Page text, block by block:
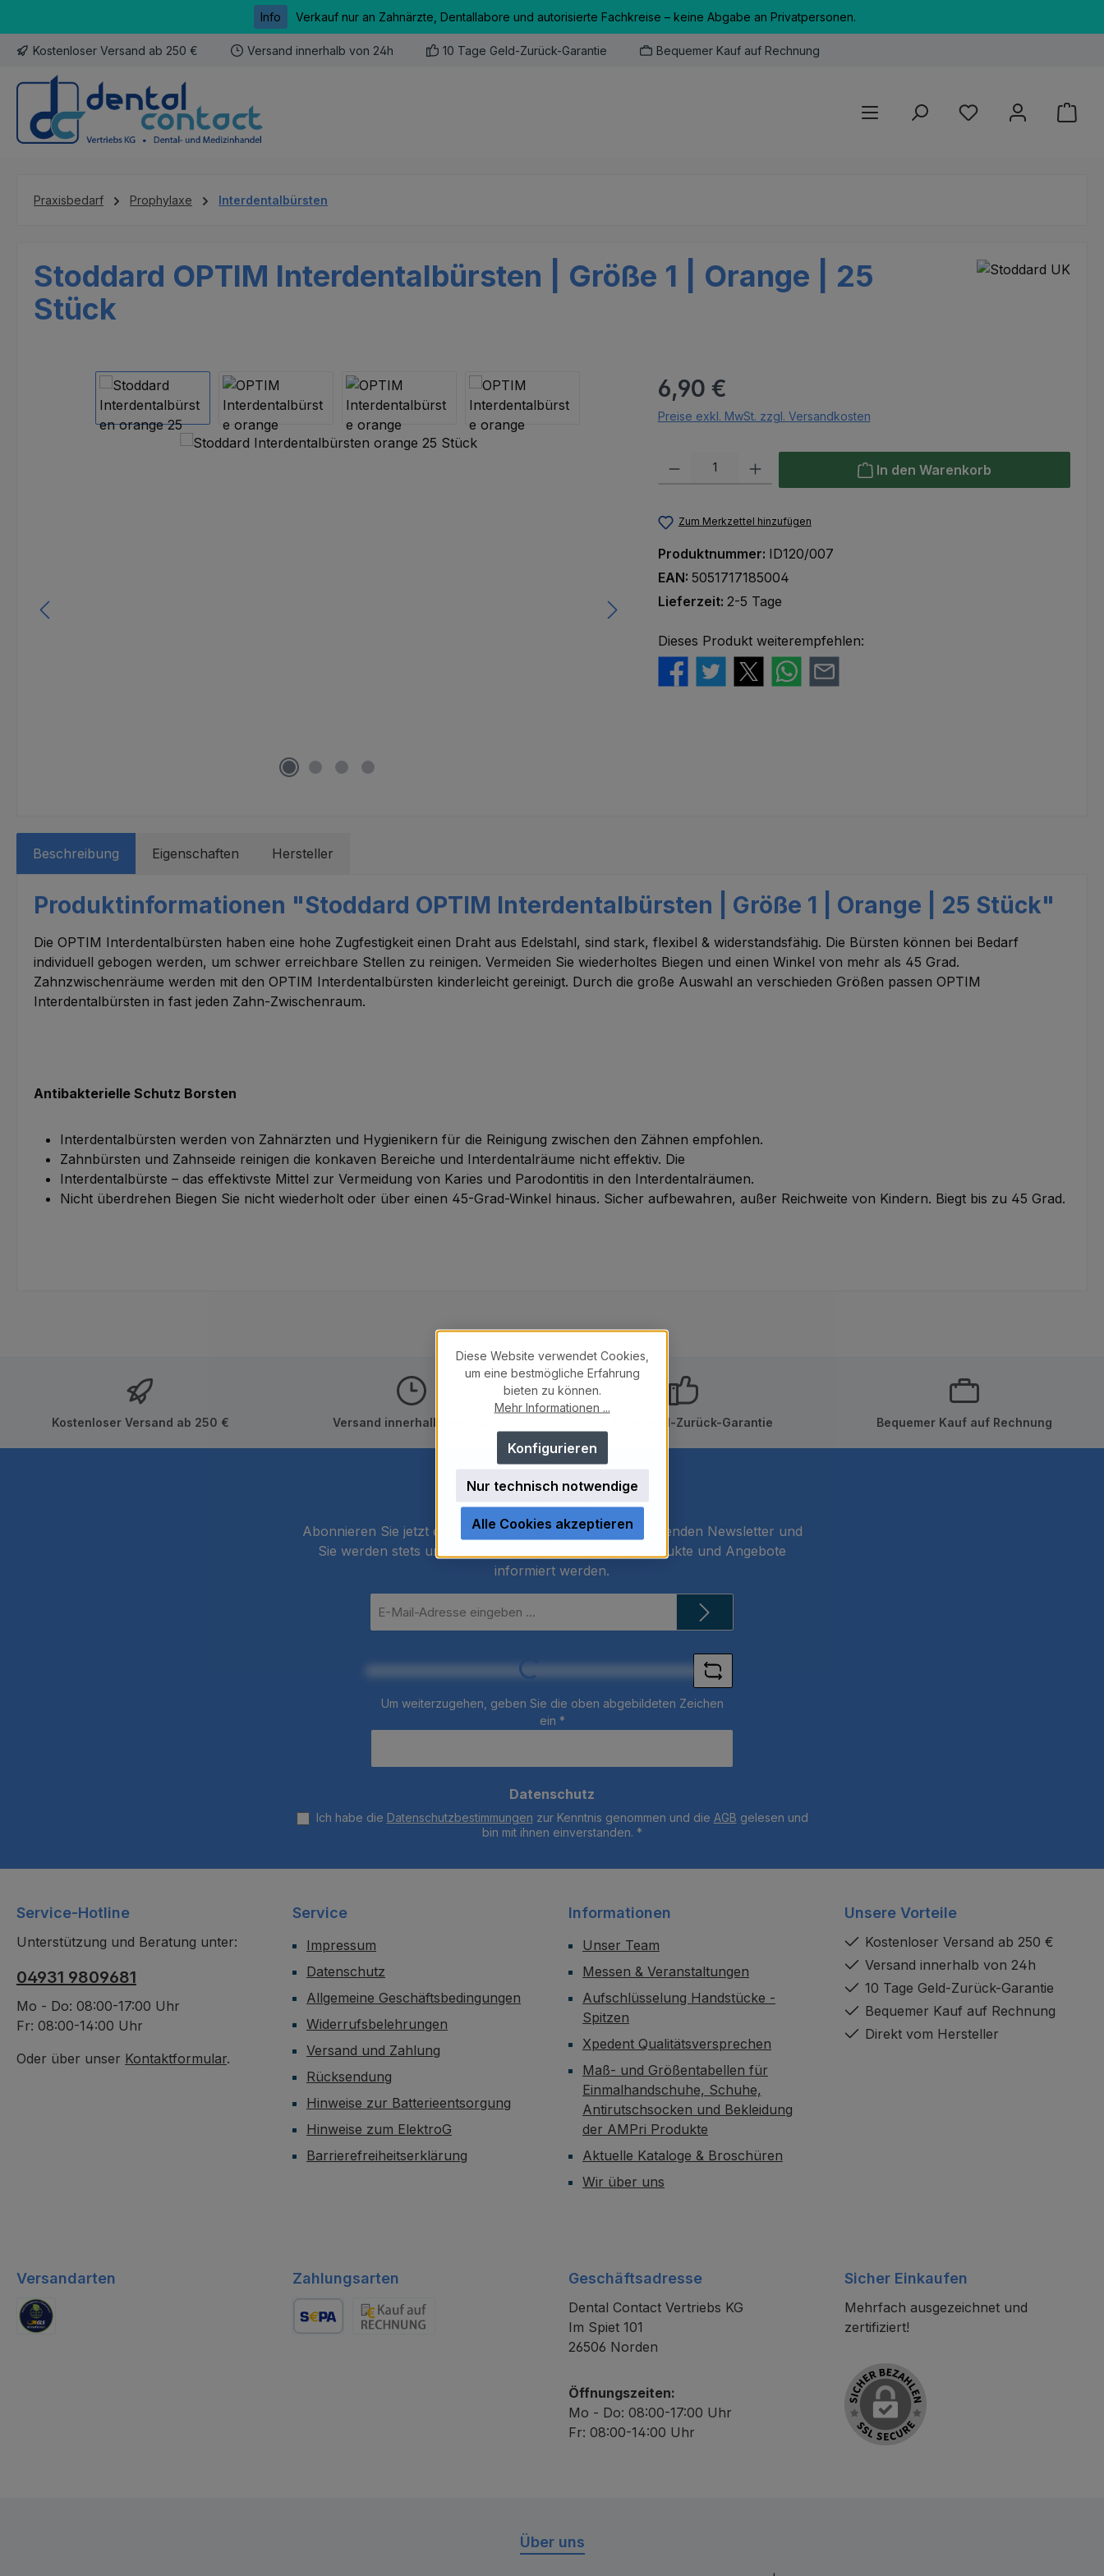
Info Verkauf nur an Zahnärzte, Dentallabore und autorisierte Fachkreise – keine Abgabe an Privatpersonen.
Kostenloser Versand ab 250 € Versand innerhalb von 24h 10 Tage Geld-Zurück-Garantie Bequemer Kauf auf Rechnung
Du hast 0 Produkte
Praxisbedarf Prophylaxe Interdentalbürsten
Stoddard OPTIM Interdentalbürsten | Größe 1 | Orange | 25
Stück
Bildergalerie überspringen Regulärer Preis:
6,90 €
Preise exkl. MwSt. zzgl. Versandkosten
Produkt Anzahl: Gib den gewünschten Wert ein oder benutze die Schaltflächen
In den Warenkorb
Zum Merkzettel hinzufügen
Produktnummer: ID120/007
EAN: 5051717185004
Lieferzeit: 2-5 Tage
Dieses Produkt weiterempfehlen:
Beschreibung Eigenschaften Hersteller
Produktinformationen "Stoddard OPTIM Interdentalbürsten | Größe 1 | Orange | 25 Stück"
Die OPTIM Interdentalbürsten haben eine hohe Zugfestigkeit einen Draht aus Edelstahl, sind stark, flexibel & widerstandsfähig. Die Bürsten können bei Bedarf
individuell gebogen werden, um schwer erreichbare Stellen zu reinigen. Vermeiden Sie wiederholtes Biegen und einen Winkel von mehr als 45 Grad.
Zahnzwischenräume werden mit den OPTIM Interdentalbürsten kinderleicht gereinigt. Durch die große Auswahl an verschieden Größen passen OPTIM
Interdentalbürsten in fast jeden Zahn-Zwischenraum.
Antibakterielle Schutz Borsten
Interdentalbürsten werden von Zahnärzten und Hygienikern für die Reinigung zwischen den Zähnen empfohlen.
Zahnbürsten und Zahnseide reinigen die konkaven Bereiche und Interdentalräume nicht effektiv. Die
Interdentalbürste – das effektivste Mittel zur Vermeidung von Karies und Parodontitis in den Interdentalräumen.
Nicht überdrehen Biegen Sie nicht wiederholt oder über einen 45-Grad-Winkel hinaus. Sicher aufbewahren, außer Reichweite von Kindern. Biegt bis zu 45 Grad.
Kostenloser Versand ab 250 € Versand innerhalb von 24h 10 Tage Geld-Zurück-Garantie Bequemer Kauf auf Rechnung
Newsletter
Abonnieren Sie jetzt einfach unseren regelmäßig erscheinenden Newsletter und
Sie werden stets unter den Ersten sein, über neue Produkte und Angebote
informiert werden.
Mail-
Loading...
Um weiterzugehen, geben Sie die oben abgebildeten Zeichen
ein *
Datenschutz
Ich habe die Datenschutzbestimmungen zur Kenntnis genommen und die AGB gelesen und
bin mit ihnen einverstanden. *
Service-Hotline
Unterstützung und Beratung unter:
04931 9809681
Mo - Do: 08:00-17:00 Uhr
Fr: 08:00-14:00 Uhr
Oder über unser Kontaktformular.
Service
Impressum
Datenschutz
Allgemeine Geschäftsbedingungen
Widerrufsbelehrungen
Versand und Zahlung
Rücksendung
Hinweise zur Batterieentsorgung
Hinweise zum ElektroG
Barrierefreiheitserklärung
Informationen
Unser Team
Messen & Veranstaltungen
Aufschlüsselung Handstücke -
Spitzen
Xpedent Qualitätsversprechen
Maß- und Größentabellen für
Einmalhandschuhe, Schuhe,
Antirutschsocken und Bekleidung
der AMPri Produkte
Aktuelle Kataloge & Broschüren
Wir über uns
Unsere Vorteile
Kostenloser Versand ab 250 €
Versand innerhalb von 24h
10 Tage Geld-Zurück-Garantie
Bequemer Kauf auf Rechnung
Direkt vom Hersteller
Versandarten Zahlungsarten Geschäftsadresse
Dental Contact Vertriebs KG
Im Spiet 101
26506 Norden
Öffnungszeiten:
Mo - Do: 08:00-17:00 Uhr
Fr: 08:00-14:00 Uhr
Sicher Einkaufen
Mehrfach ausgezeichnet und
zertifiziert!
Über uns
Diese Website verwendet Cookies,
um eine bestmögliche Erfahrung
bieten zu können.
Mehr Informationen ...
Nur technisch notwendige
Konfigurieren
Alle Cookies akzeptieren